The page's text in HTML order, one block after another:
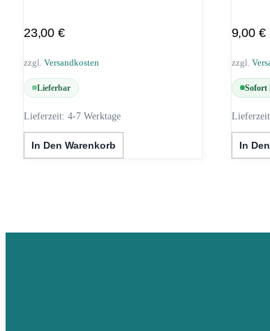
23,00 €
zzgl. Versandkosten
Lieferbar
Lieferzeit: 4-7 Werktage
In Den Warenkorb
9,00 €
zzgl.
Sofort
In